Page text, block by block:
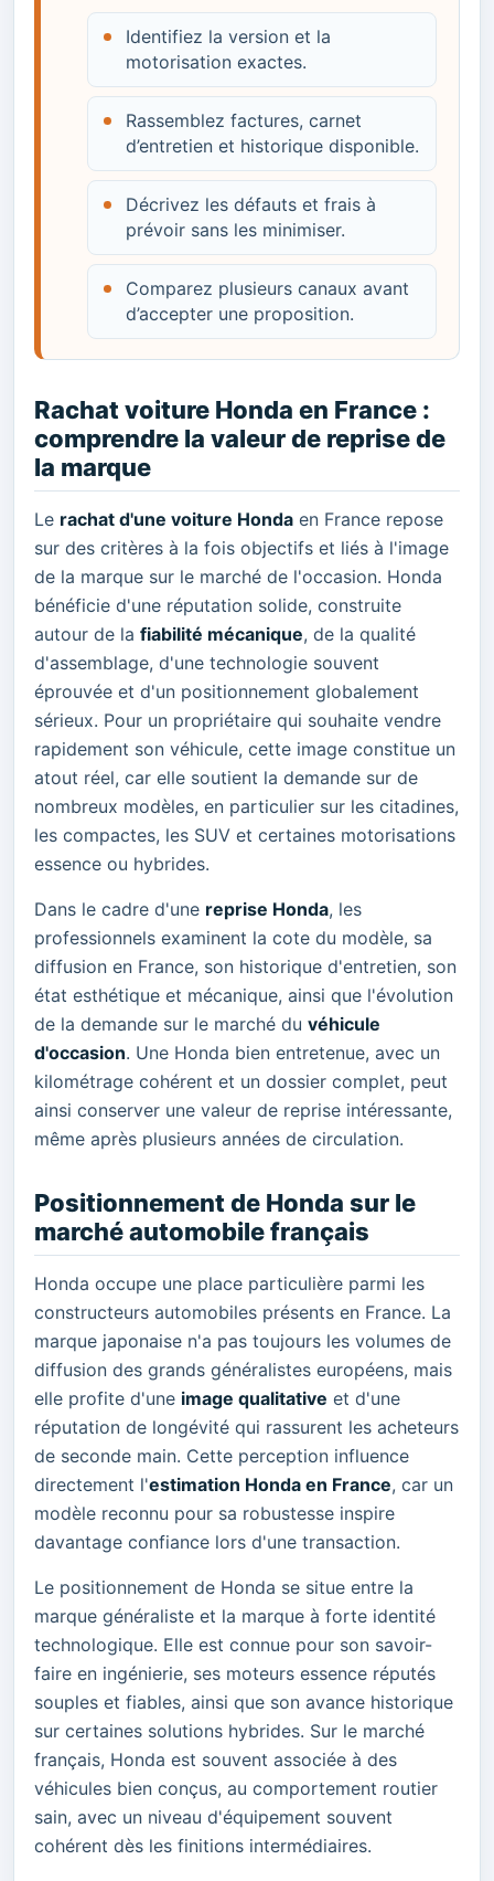
Identifiez la version et la
motorisation exactes.
Rassemblez factures, carnet
d’entretien et historique disponible.
Décrivez les défauts et frais à
prévoir sans les minimiser.
Comparez plusieurs canaux avant
d’accepter une proposition.
Rachat voiture Honda en France :
comprendre la valeur de reprise de
la marque
Le rachat d'une voiture Honda en France repose
sur des critères à la fois objectifs et liés à l'image
de la marque sur le marché de l'occasion. Honda
bénéficie d'une réputation solide, construite
autour de la fiabilité mécanique, de la qualité
d'assemblage, d'une technologie souvent
éprouvée et d'un positionnement globalement
sérieux. Pour un propriétaire qui souhaite vendre
rapidement son véhicule, cette image constitue un
atout réel, car elle soutient la demande sur de
nombreux modèles, en particulier sur les citadines,
les compactes, les SUV et certaines motorisations
essence ou hybrides.
Dans le cadre d'une reprise Honda, les
professionnels examinent la cote du modèle, sa
diffusion en France, son historique d'entretien, son
état esthétique et mécanique, ainsi que l'évolution
de la demande sur le marché du véhicule
d'occasion. Une Honda bien entretenue, avec un
kilométrage cohérent et un dossier complet, peut
ainsi conserver une valeur de reprise intéressante,
même après plusieurs années de circulation.
Positionnement de Honda sur le
marché automobile français
Honda occupe une place particulière parmi les
constructeurs automobiles présents en France. La
marque japonaise n'a pas toujours les volumes de
diffusion des grands généralistes européens, mais
elle profite d'une image qualitative et d'une
réputation de longévité qui rassurent les acheteurs
de seconde main. Cette perception influence
directement l'estimation Honda en France, car un
modèle reconnu pour sa robustesse inspire
davantage confiance lors d'une transaction.
Le positionnement de Honda se situe entre la
marque généraliste et la marque à forte identité
technologique. Elle est connue pour son savoir-
faire en ingénierie, ses moteurs essence réputés
souples et fiables, ainsi que son avance historique
sur certaines solutions hybrides. Sur le marché
français, Honda est souvent associée à des
véhicules bien conçus, au comportement routier
sain, avec un niveau d'équipement souvent
cohérent dès les finitions intermédiaires.